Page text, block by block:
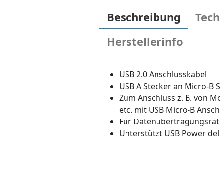
Beschreibung
Herstellerinfo
USB 2.0 Anschlusskabel
USB A Stecker an Micro-B
Zum Anschluss z. B. von
etc. mit USB Micro-B
Für
Unterstützt USB Power